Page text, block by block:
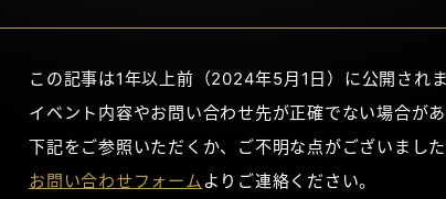
この記事は1年以上前（2024年5月1日）に公開されま
イベント内容やお問い合わせ先が正確でない場合があ
下記をご参照いただくか、ご不明な点がございまし
お問い合わせフォーム よりご連絡ください。